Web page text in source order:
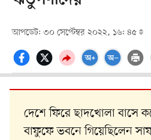
আপডেট: ৩০ সেপ্টেম্বর ২০২২, ১৬: ৪৫
দেশে ফিরে ছাদখোলা বাসে
বাফুফে ভবনে গিয়েছিলেন